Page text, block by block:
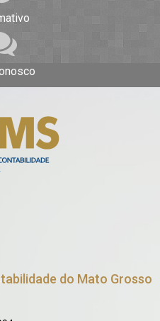
do Mato Grosso